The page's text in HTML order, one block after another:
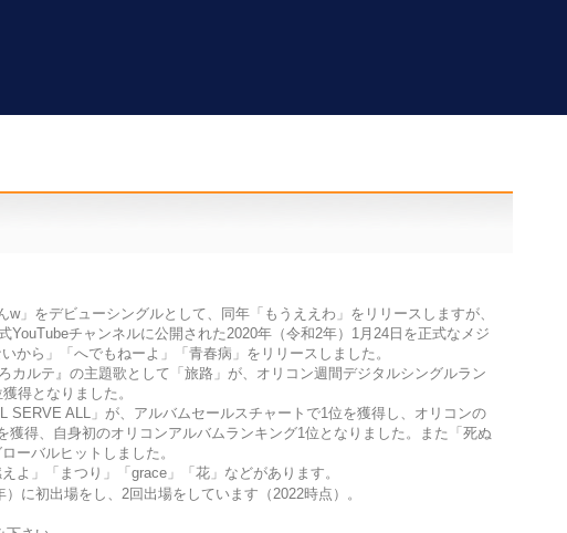
」をデビューシングルとして、同年「もうええわ」をリリースしますが、
YouTubeチャンネルに公開された2020年（令和2年）1月24日を正式なメジ
から」「へでもねーよ」「青春病」をリリースしました。
カルテ』の主題歌として「旅路」が、オリコン週間デジタルシングルラン
得となりました。
SERVE ALL」が、アルバムセールスチャートで1位を獲得し、オリコンの
獲得、自身初のオリコンアルバムランキング1位となりました。また「死ぬ
ーバルヒットしました。
よ」「まつり」「grace」「花」などがあります。
に初出場をし、2回出場をしています（2022時点）。